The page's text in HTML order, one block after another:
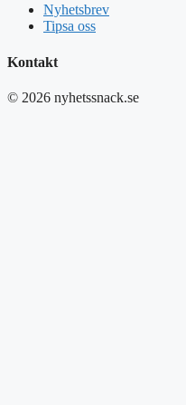
Nyhetsbrev
Tipsa oss
Kontakt
© 2026 nyhetssnack.se